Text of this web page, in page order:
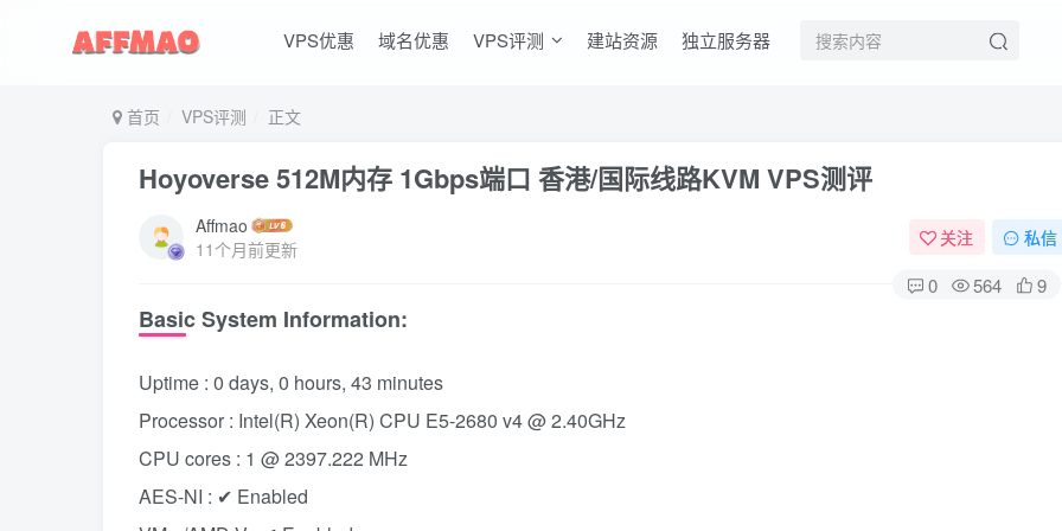
VPS优惠 域名优惠 VPS评测 建站资源 独立服务器
首页 VPS评测 正文
Hoyoverse 512M内存 1Gbps端口 香港/国际线路KVM VPS测评
Affmao
11个月前更新
关注 私信
0 564 9
Basic System Information:
Uptime : 0 days, 0 hours, 43 minutes
Processor : Intel(R) Xeon(R) CPU E5-2680 v4 @ 2.40GHz
CPU cores : 1 @ 2397.222 MHz
AES-NI : ✔ Enabled